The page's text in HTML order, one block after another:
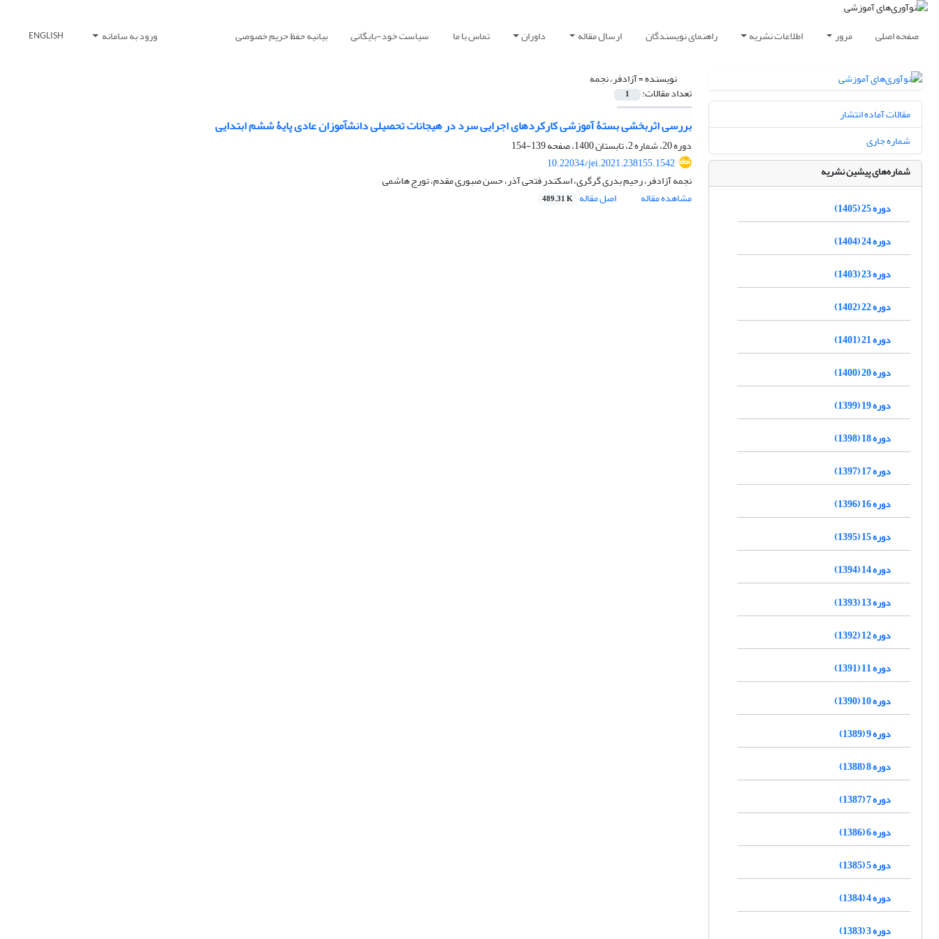
صفحه اصلی مرور اطلاعات نشریه راهنمای نویسندگان ارسال مقاله داوران تماس با ما سیاست خود-بایگانی بیانیه حفظ حریم خصوصی ورود به سامانه ENGLISH
نویسنده =آزادفر، نجمه
تعداد مقالات: 1
بررسی اثربخشی بستۀ آموزشی کارکردهای اجرایی سرد در هیجانات تحصیلی دانش‏آموزان عادی پایۀ ششم ابتدایی
دوره 20، شماره 2، تابستان 1400، صفحه
139-154
10.22034/jei.2021.238155.1542
نجمه آزادفر، رحیم بدری گرگری، اسکندر فتحی آذر، حسن صبوری مقدم، تورج هاشمی
مشاهده مقاله
اصل مقاله 489.31 K
مقالات آماده انتشار
شماره جاری
شماره‌های پیشین نشریه
دوره 25 (1405)
دوره 24 (1404)
دوره 23 (1403)
دوره 22 (1402)
دوره 21 (1401)
دوره 20 (1400)
دوره 19 (1399)
دوره 18 (1398)
دوره 17 (1397)
دوره 16 (1396)
دوره 15 (1395)
دوره 14 (1394)
دوره 13 (1393)
دوره 12 (1392)
دوره 11 (1391)
دوره 10 (1390)
دوره 9 (1389)
دوره 8 (1388)
دوره 7 (1387)
دوره 6 (1386)
دوره 5 (1385)
دوره 4 (1384)
دوره 3 (1383)